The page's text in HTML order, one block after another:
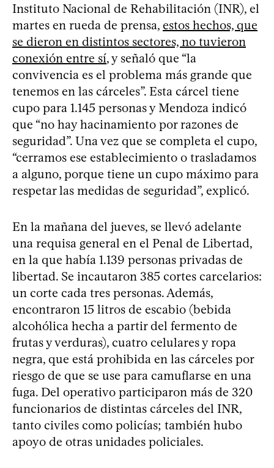
Instituto Nacional de Rehabilitación (INR), el
martes en rueda de prensa, estos hechos, que
se dieron en distintos sectores, no tuvieron
conexión entre sí, y señaló que “la
convivencia es el problema más grande que
tenemos en las cárceles”. Esta cárcel tiene
cupo para 1.145 personas y Mendoza indicó
que “no hay hacinamiento por razones de
seguridad”. Una vez que se completa el cupo,
“cerramos ese establecimiento o trasladamos
a alguno, porque tiene un cupo máximo para
respetar las medidas de seguridad”, explicó.
En la mañana del jueves, se llevó adelante
una requisa general en el Penal de Libertad,
en la que había 1.139 personas privadas de
libertad. Se incautaron 385 cortes carcelarios:
un corte cada tres personas. Además,
encontraron 15 litros de escabio (bebida
alcohólica hecha a partir del fermento de
frutas y verduras), cuatro celulares y ropa
negra, que está prohibida en las cárceles por
riesgo de que se use para camuflarse en una
fuga. Del operativo participaron más de 320
funcionarios de distintas cárceles del INR,
tanto civiles como policías; también hubo
apoyo de otras unidades policiales.